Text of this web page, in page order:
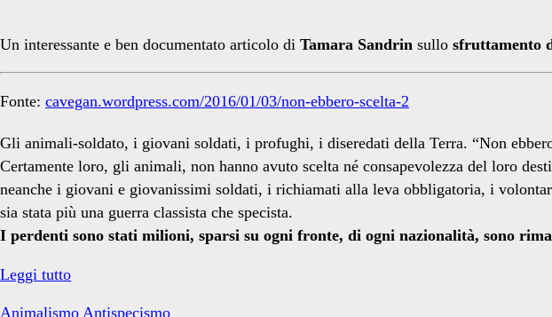
Gance</span>
Un interessante e ben documentato articolo di Tamara Sandrin sullo sfruttamento
Fonte: cavegan.wordpress.com/2016/01/03/non-ebbero-scelta-2
Gli animali-soldato, i giovani soldati, i profughi, i diseredati della Terra. “Non
Certamente loro, gli animali, non hanno avuto scelta né consapevolezza del loro
neanche i giovani e giovanissimi soldati, i richiamati alla leva obbligatoria, i
sia stata più una guerra classista che specista.
I perdenti sono stati milioni, sparsi su ogni fronte, di ogni nazionalità, sono
Leggi tuttoNon
Animalismo Antispecismo